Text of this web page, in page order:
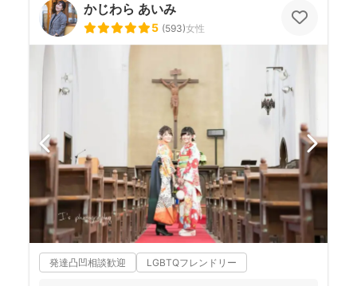
かじわら あいみ
5 (593)女性
発達凸凹相談歓迎 LGBTQフレンドリー